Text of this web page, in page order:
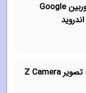
دانلود اپلیکیشن دوربین Google
دانلود برنامه ادیت تصویر Z Camera